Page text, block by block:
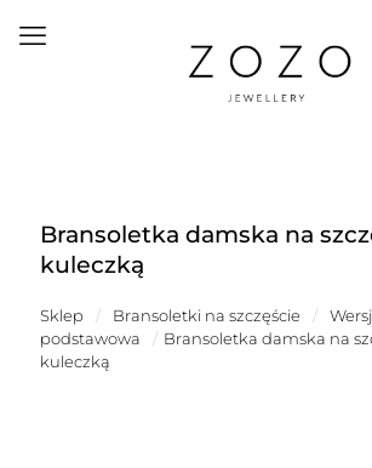
Bransoletka damska na
kuleczką
Sklep / Bransoletki na szczęście /
podstawowa
/ Bransoletka damska na
kuleczką